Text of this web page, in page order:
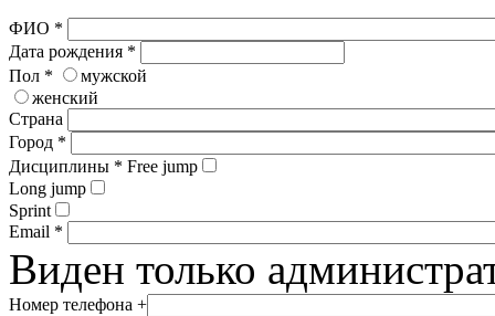
ФИО *
Дата рождения *
Пол *
мужской
женский
Страна
Город *
Дисциплины * Free jump
Long jump
Sprint
Email *
Виден только
Номер телефона +